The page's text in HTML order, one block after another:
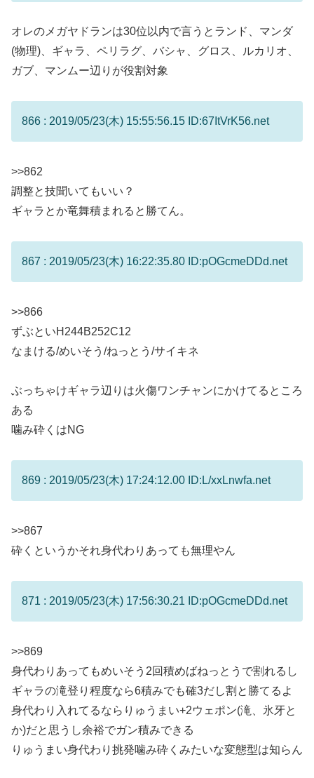
オレのメガヤドランは30位以内で言うとランド、マンダ
(物理)、ギャラ、ペリラグ、バシャ、グロス、ルカリオ、
ガブ、マンムー辺りが役割対象
866 : 2019/05/23(木) 15:55:56.15 ID:67ItVrK56.net
>>862
調整と技聞いてもいい？
ギャラとか竜舞積まれると勝てん。
867 : 2019/05/23(木) 16:22:35.80 ID:pOGcmeDDd.net
>>866
ずぶといH244B252C12
なまける/めいそう/ねっとう/サイキネ
ぶっちゃけギャラ辺りは火傷ワンチャンにかけてるところ
ある
噛み砕くはNG
869 : 2019/05/23(木) 17:24:12.00 ID:L/xxLnwfa.net
>>867
砕くというかそれ身代わりあっても無理やん
871 : 2019/05/23(木) 17:56:30.21 ID:pOGcmeDDd.net
>>869
身代わりあってもめいそう2回積めばねっとうで割れるし
ギャラの滝登り程度なら6積みでも確3だし割と勝てるよ
身代わり入れてるならりゅうまい+2ウェポン(滝、氷牙と
か)だと思うし余裕でガン積みできる
りゅうまい身代わり挑発噛み砕くみたいな変態型は知らん